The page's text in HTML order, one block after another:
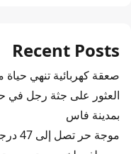
Recent Posts
صعقة كهربائية تنهي
العثور على جثة رجل في
بمدينة فاس
موجة حر تصل إلى 47 درجة من الخميس حتى السبت